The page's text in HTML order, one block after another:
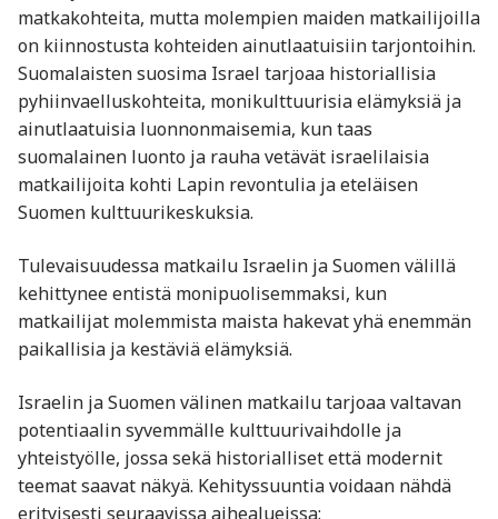
matkakohteita, mutta molempien maiden matkailijoilla
on kiinnostusta kohteiden ainutlaatuisiin tarjontoihin.
Suomalaisten suosima Israel tarjoaa historiallisia
pyhiinvaelluskohteita, monikulttuurisia elämyksiä ja
ainutlaatuisia luonnonmaisemia, kun taas
suomalainen luonto ja rauha vetävät israelilaisia
matkailijoita kohti Lapin revontulia ja eteläisen
Suomen kulttuurikeskuksia.
Tulevaisuudessa matkailu Israelin ja Suomen välillä
kehittynee entistä monipuolisemmaksi, kun
matkailijat molemmista maista hakevat yhä enemmän
paikallisia ja kestäviä elämyksiä.
Israelin ja Suomen välinen matkailu tarjoaa valtavan
potentiaalin syvemmälle kulttuurivaihdolle ja
yhteistyölle, jossa sekä historialliset että modernit
teemat saavat näkyä. Kehityssuuntia voidaan nähdä
erityisesti seuraavissa aihealueissa: